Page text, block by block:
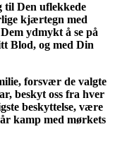
til Den uflekkede
kjærtegn med
ydmykt å se på
Blod, og med Din
forsvær de valgte
beskyt oss fra hver
beskyttelse, være
kamp med mørkets